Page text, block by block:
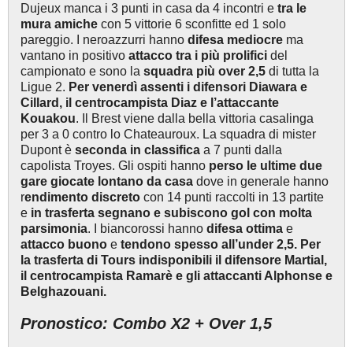
Dujeux manca i 3 punti in casa da 4 incontri e tra le
mura amiche con 5 vittorie 6 sconfitte ed 1 solo
pareggio. I neroazzurri hanno difesa mediocre ma
vantano in positivo attacco tra i più prolifici del
campionato e sono la squadra più over 2,5 di tutta la
Ligue 2. Per venerdì assenti i difensori Diawara e
Cillard, il centrocampista Diaz e l’attaccante
Kouakou. Il Brest viene dalla bella vittoria casalinga
per 3 a 0 contro lo Chateauroux. La squadra di mister
Dupont è seconda in classifica a 7 punti dalla
capolista Troyes. Gli ospiti hanno perso le ultime due
gare giocate lontano da casa dove in generale hanno
rendimento discreto con 14 punti raccolti in 13 partite
e in trasferta segnano e subiscono gol con molta
parsimonia. I biancorossi hanno difesa ottima e
attacco buono e tendono spesso all’under 2,5. Per
la trasferta di Tours indisponibili il difensore Martial,
il centrocampista Ramarè e gli attaccanti Alphonse e
Belghazouani.
Pronostico: Combo X2 + Over 1,5